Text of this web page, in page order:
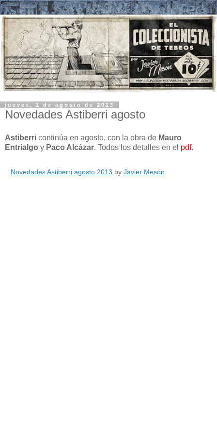
jueves, 1 de agosto de 2013
Novedades Astiberri agosto
Astiberri continúa en agosto, con la obra de Mauro
Entrialgo y Paco Alcázar. Todos los detalles en el pdf.
Novedades Astiberri agosto 2013 by Javier Mesón